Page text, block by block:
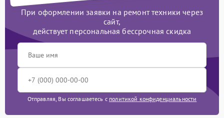
При оформлении заявки на ремонт техники через
сайт,
действует персональная бессрочная скидка
Отправляя, Вы соглашаетесь с политикой конфиденциальности